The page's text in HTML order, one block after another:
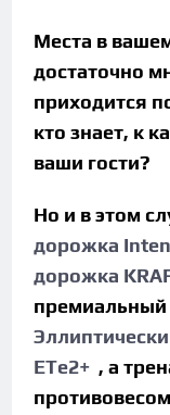
Места в
достаточно
приходится
кто знает, к
ваши гости?
Но и в этом
дорожка
дорожка
премиальный
ETe2+ , а